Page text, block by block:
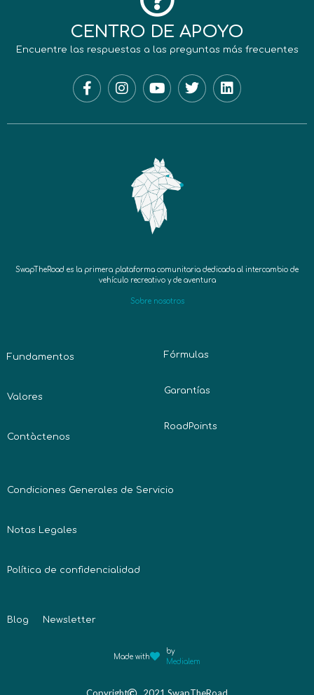
CENTRO DE APOYO
Encuentre las respuestas a las preguntas más frecuentes
SwapTheRoad es la primera plataforma comunitaria dedicada al intercambio de
vehículo recreativo y de aventura
Sobre nosotros
Fundamentos
Valores
Contàctenos
Fórmulas
Garantías
RoadPoints
Condiciones Generales de Servicio
Notas Legales
Política de confidencialidad
Blog Newsletter
Made with
by
Medialem